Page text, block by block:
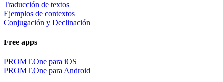
Traducción de textos
Ejemplos de contextos
Conjugación y Declinación
Free apps
PROMT.One para iOS
PROMT.One para Android